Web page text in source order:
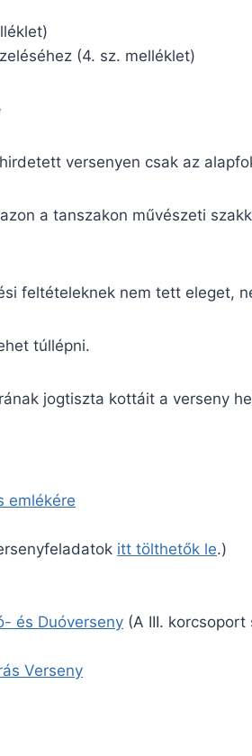
(4. sz. melléklet)
versenyen csak az
a tanszakon művészeti
feltételeknek nem tett eleget,
túllépni.
jogtiszta kottáit a verseny
emlékére
itt tölthetők le.)
és Duóverseny (A III.
Verseny